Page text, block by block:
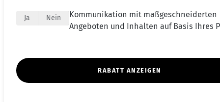
Ja Nein
Kommunikation mit maßgeschneiderten
Angeboten und Inhalten auf Basis Ihres
RABATT ANZEIGEN